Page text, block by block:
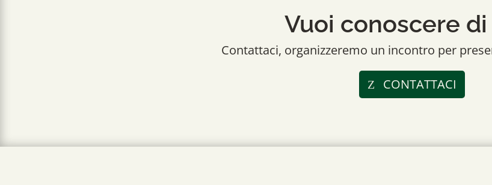
Vuoi conoscere di
Contattaci, organizzeremo un incontro per
CONTATTACI